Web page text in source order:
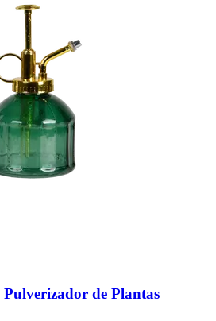
Pulverizador de Plantas